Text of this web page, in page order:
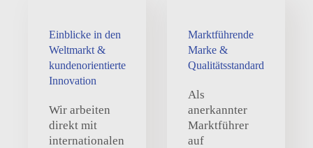
Einblicke in den
Weltmarkt &
kundenorientierte
Innovation
Wir arbeiten
direkt mit
internationalen
Marktführende
Marke &
Qualitätsstandard
Als
anerkannter
Marktführer
auf